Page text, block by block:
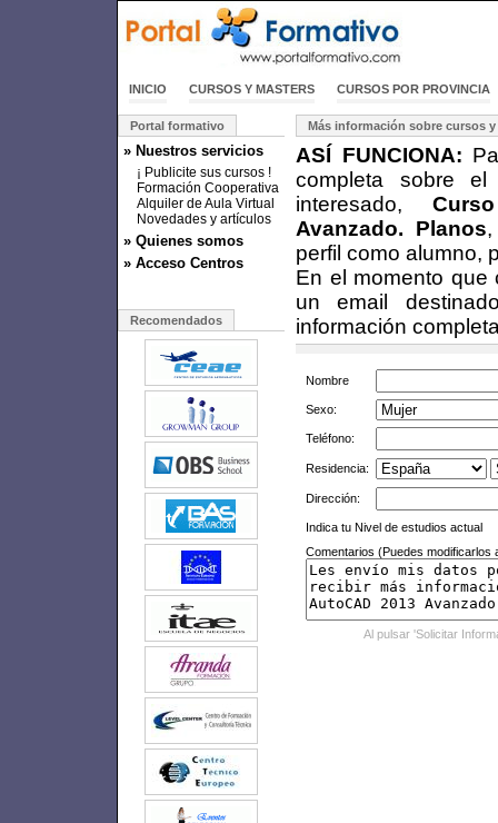
INICIO CURSOS Y MASTERS CURSOS POR PROVINCIA
Portal formativo
» Nuestros servicios
¡ Publicite sus cursos !
Formación Cooperativa
Alquiler de Aula Virtual
Novedades y artículos
» Quienes somos
» Acceso Centros
Recomendados
Más información sobre cursos y
ASÍ FUNCIONA:
completa sobre
interesado,
Avanzado. Planos
perfil como alumno,
En el momento que
un email
información
Nombre
Sexo:
Teléfono:
Residencia:
Dirección:
Indica tu Nivel de estudios actual
Comentarios (Puedes modificarlos
Al pulsar 'Solicitar